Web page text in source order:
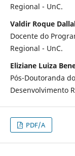
Regional - UnC.
Valdir Roque
Docente do
Regional - UnC.
Eliziane Luiza
Pós-Doutoranda
Desenvolvimento
PDF/A